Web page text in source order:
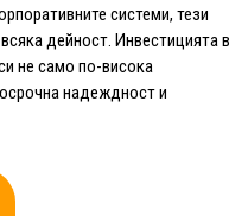
системи, тези
дейност. Инвестицията в
не само по-висока
надеждност и